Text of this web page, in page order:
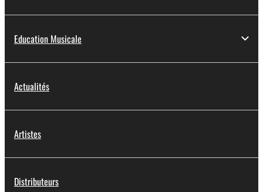
Education Musicale
Actualités
Artistes
Distributeurs